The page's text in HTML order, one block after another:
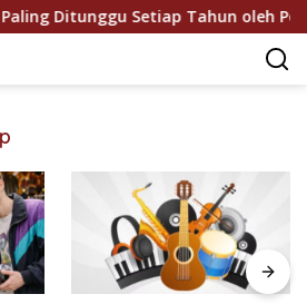
Ditunggu Setiap Tahun oleh